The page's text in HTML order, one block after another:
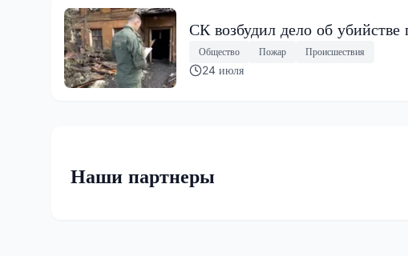
СК возбудил дело об
Общество Пожар Происшествия
24 июля
Наши партнеры